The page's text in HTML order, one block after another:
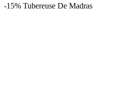
-15% Tubereuse De Madras